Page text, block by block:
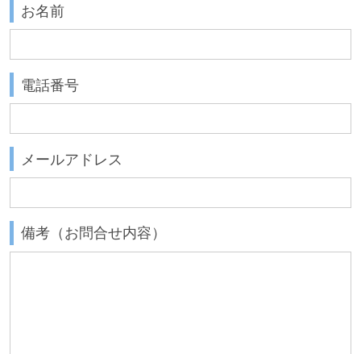
お名前
電話番号
メールアドレス
備考（お問合せ内容）